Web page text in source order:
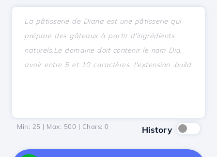
Min: 25 | Max: 500 | Chars: 0 History